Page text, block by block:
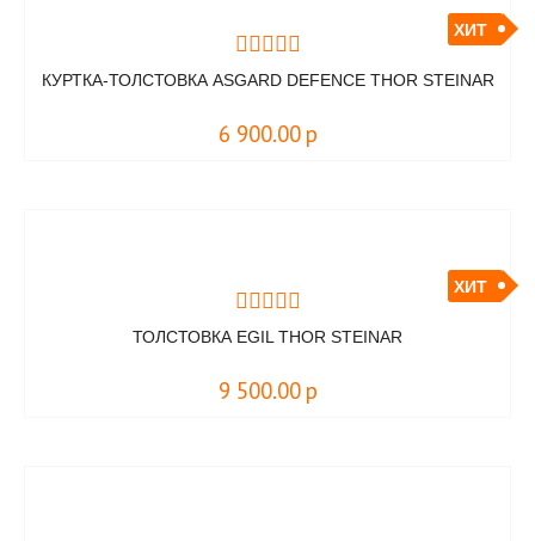
ХИТ
КУРТКА-ТОЛСТОВКА ASGARD DEFENCE THOR STEINAR
6 900.00 р
ХИТ
ТОЛСТОВКА EGIL THOR STEINAR
9 500.00 р